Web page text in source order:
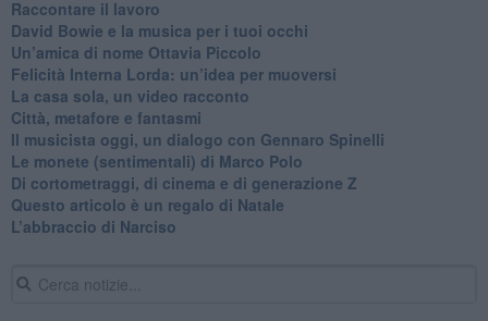
​Raccontare il lavoro
David Bowie e la musica per i tuoi occhi
Un’amica di nome Ottavia Piccolo
​Felicità Interna Lorda: un’idea per muoversi
​La casa sola, un video racconto
​Città, metafore e fantasmi
Il musicista oggi, un dialogo con Gennaro Spinelli
Le monete (sentimentali) di Marco Polo
​Di cortometraggi, di cinema e di generazione Z
​Questo articolo è un regalo di Natale
L’abbraccio di Narciso